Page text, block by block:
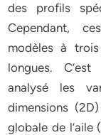
des profils
Cependant,
modèles à
longues.
analysé les
dimensions
globale de l’aile